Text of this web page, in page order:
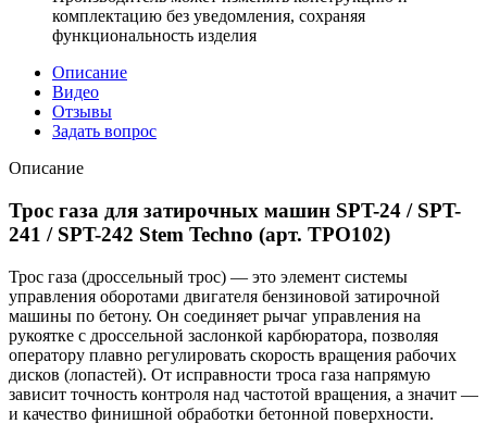
комплектацию без уведомления, сохраняя
функциональность изделия
Описание
Видео
Отзывы
Задать вопрос
Описание
Трос газа для затирочных машин SPT-24 / SPT-
241 / SPT-242 Stem Techno (арт. ТРО102)
Трос газа (дроссельный трос) — это элемент системы
управления оборотами двигателя бензиновой затирочной
машины по бетону. Он соединяет рычаг управления на
рукоятке с дроссельной заслонкой карбюратора, позволяя
оператору плавно регулировать скорость вращения рабочих
дисков (лопастей). От исправности троса газа напрямую
зависит точность контроля над частотой вращения, а значит —
и качество финишной обработки бетонной поверхности.